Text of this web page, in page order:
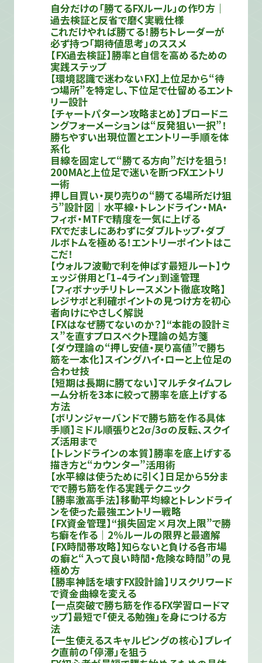
自分だけの「勝てるFXルール」の作り方｜
過去検証と反省で磨く実戦仕様
これだけやれば勝てる！勝ちトレーダーが
必ず持つ「期待値思考」のススメ
【FX過去検証】勝率と自信を高めるための
実践ステップ
【環境認識で迷わないFX】上位足から“待
つ場所”を特定し、下位足で仕留めるエント
リー設計
【チャートパターン攻略まとめ】ブロードニ
ングフォーメーションは“反発狙い一択”！
勝ちやすい出現位置とエントリー手順を体
系化
目線を固定して“勝てる方向”だけを狙う！
200MAと上位足で迷いを断つFXエントリ
ー術
押し目買い・戻り売りの“勝てる場所だけ狙
う”設計図｜水平線・トレンドライン・MA・
フィボ・MTFで精度を一気に上げる
FXでだましにあわずにダブルトップ・ダブ
ルボトムを極める！エントリーポイントはこ
こだ！
【ウォルフ波動で利を伸ばす最短ルート】ウ
ェッジ併用と「1–4ライン」到達管理
【フィボナッチリトレースメント徹底攻略】
レジサポと利確ポイントの見つけ方を初心
者向けにやさしく解説
【FXはなぜ勝てないのか？】“本能の設計ミ
ス”を直すプロスペクト理論の処方箋
【ダウ理論の“押し安値・戻り高値”で勝ち
筋を一本化】スイングハイ・ローと上位足の
合わせ技
【短期は長期に勝てない】マルチタイムフレ
ーム分析を3本に絞って勝率を底上げする
方法
【ボリンジャーバンドで勝ち筋を作る具体
手順】ミドル順張りと2σ/3σの反転、スクイ
ズ活用まで
【トレンドラインの本質】勝率を底上げする
描き方と“カウンター”活用術
【水平線は使うために引く】日足から5分ま
でで勝ち筋を作る実践テクニック
【勝率激高手法】移動平均線とトレンドライ
ンを使った最強エントリー戦略
【FX資金管理】“損失固定×月次上限”で勝
ち癖を作る｜2%ルールの限界と最適解
【FX時間帯攻略】知らないと負ける各市場
の癖と“入って良い時間・危険な時間”の見
極め方
【勝率神話を壊すFX設計論】リスクリワード
で資金曲線を変える
【一点突破で勝ち筋を作るFX学習ロードマ
ップ】最短で「使える勉強」を身につける方
法
【一生使えるスキャルピングの核心】ブレイ
ク直前の「停滞」を狙う